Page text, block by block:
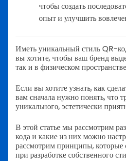
чтобы создать
опыт и улучшить
Иметь уникальный стиль QR-
вы хотите, чтобы ваш бренд
так и в физическом
Если вы хотите узнать, как
вам сначала нужно понять, что
уникального, эстетически
В этой статье мы рассмотрим
кода и какие из них можно
рассмотрим принципы, которые
при разработке собственного